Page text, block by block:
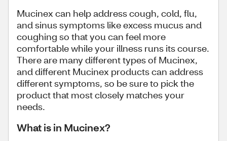
Mucinex can help address cough, cold, flu,
and sinus symptoms like excess mucus and
coughing so that you can feel more
comfortable while your illness runs its course.
There are many different types of Mucinex,
and different Mucinex products can address
different symptoms, so be sure to pick the
product that most closely matches your
needs.
What is in Mucinex?